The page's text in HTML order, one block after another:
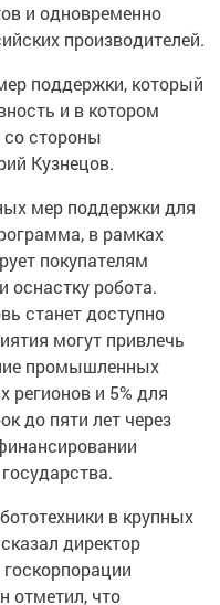
и одновременно
производителей.
поддержки, который
и в котором
стороны
Кузнецов.
мер поддержки для
в рамках
покупателям
оснастку робота.
станет доступно
могут привлечь
промышленных
регионов и 5% для
до пяти лет через
в крупных
директор
отметил, что